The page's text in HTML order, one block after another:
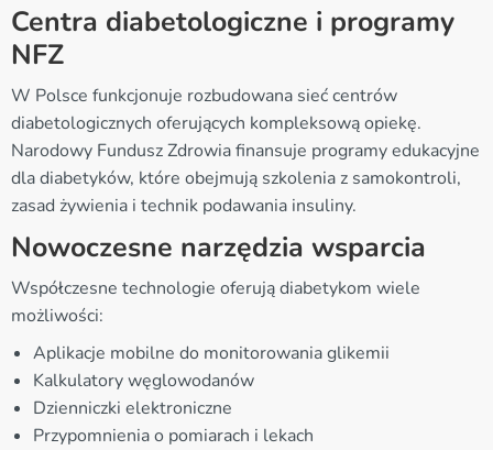
Centra diabetologiczne i programy
NFZ
W Polsce funkcjonuje rozbudowana sieć centrów
diabetologicznych oferujących kompleksową opiekę.
Narodowy Fundusz Zdrowia finansuje programy edukacyjne
dla diabetyków, które obejmują szkolenia z samokontroli,
zasad żywienia i technik podawania insuliny.
Nowoczesne narzędzia wsparcia
Współczesne technologie oferują diabetykom wiele
możliwości:
Aplikacje mobilne do monitorowania glikemii
Kalkulatory węglowodanów
Dzienniczki elektroniczne
Przypomnienia o pomiarach i lekach